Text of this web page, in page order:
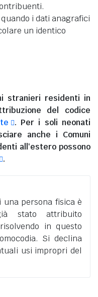
i dati anagrafici
un identico
stranieri residenti in
del codice
. Per i soli neonati
anche i Comuni
all'esteropossono
.
persona fisica è
stato attribuito
in questo
Si declina
usi impropri del